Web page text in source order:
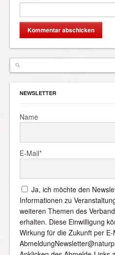
NEWSLETTER
Name
E-Mail*
Ja, ich möchte den
Informationen zu
weiteren Themen des
erhalten. Diese Einwilligung
Wirkung für die Zukunft per E-